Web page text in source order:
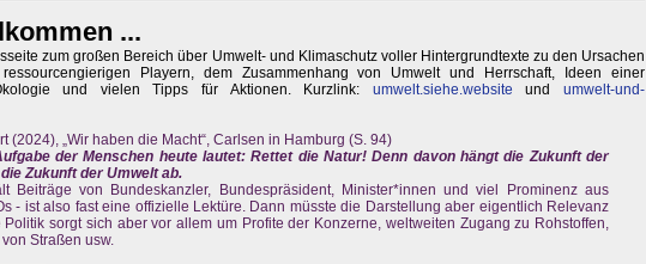
...
zum großen Bereich über Umwelt- und Klimaschutz voller Hintergrundtexte zu den Ursachen
Playern, dem Zusammenhang von Umwelt und Herrschaft, Ideen einer
und vielen Tipps für Aktionen. Kurzlink: umwelt.siehe.website undumwelt-und-
(2024), „Wir haben die Macht“, Carlsen in Hamburg (S. 94)
der Menschen heute lautet: Rettet die Natur! Denn davon hängt die Zukunft der
Zukunft der Umwelt ab.
Beiträge von Bundeskanzler, Bundespräsident, Minister*innen und viel Prominenz aus
- ist also fast eine offizielle Lektüre. Dann müsste die Darstellung aber eigentlich Relevanz
Politik sorgt sich aber vor allem um Profite der Konzerne, weltweiten Zugang zu Rohstoffen,
Straßen usw.